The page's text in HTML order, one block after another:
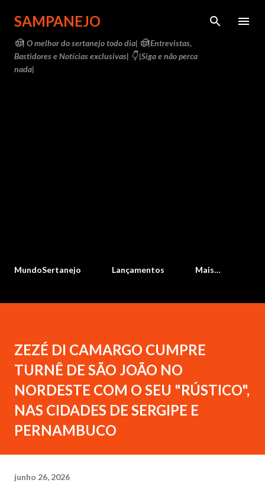
Pular para o conteúdo principal
SAMPANEJO
🤠| O melhor do sertanejo todo dia| 🤠|Entrevistas,
Bastidores e Notícias exclusivas| 👇 |Siga e não perca
nada|
MundoSertanejo Lançamentos Mais…
ZEZÉ DI CAMARGO CUMPRE
TURNÊ DE SÃO JOÃO NO
NORDESTE COM O SEU "RÚSTICO",
NAS CIDADES DE SERGIPE E
PERNAMBUCO
junho 26, 2026